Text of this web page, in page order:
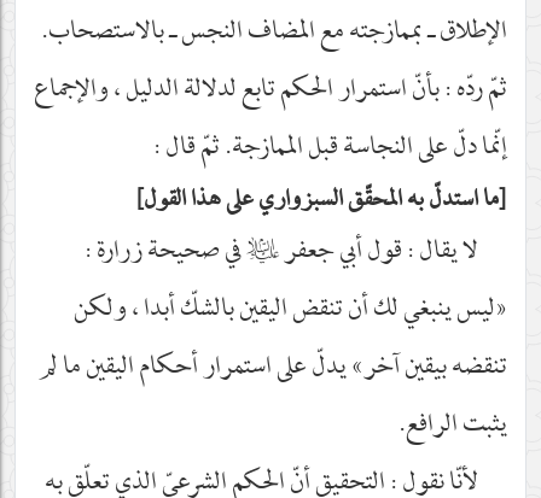
الإطلاق ـ بممازجته مع المضاف النجس ـ بالاستصحاب.
ثمّ ردّه : بأنّ استمرار الحكم تابع لدلالة الدليل ، والإجماع
إنّما دلّ على النجاسة قبل الممازجة. ثمّ قال :
ما استدلّ به المحقّق السبزواري على هذا القول
لا يقال : قول أبي جعفرعليه‌السلامفي صحيحة زرارة :
«ليس ينبغي لك أن تنقض اليقين بالشكّ أبدا ، ولكن
تنقضه بيقين آخر» يدلّ على استمرار أحكام اليقين ما لم
يثبت الرافع.
لأنّا نقول : التحقيق أنّ الحكم الشرعيّ الذي تعلّق به